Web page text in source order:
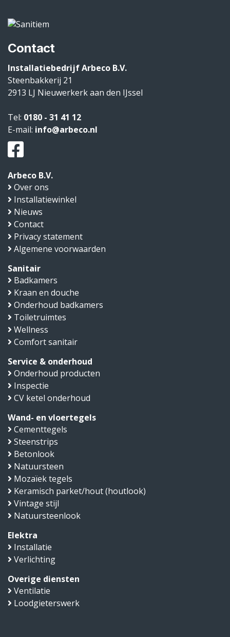
Contact
Installatiebedrijf Arbeco B.V.
Steenbakkerij 21
2913 LJ Nieuwerkerk aan den IJssel
Tel: 0180 - 31 41 12
E-mail: info@arbeco.nl
Arbeco B.V.
Over ons
Installatiewinkel
Nieuws
Contact
Privacy statement
Algemene voorwaarden
Sanitair
Badkamers
Kraan en douche
Onderhoud badkamers
Toiletruimtes
Wellness
Comfort sanitair
Service & onderhoud
Onderhoud producten
Inspectie
CV ketel onderhoud
Wand- en vloertegels
Cementtegels
Steenstrips
Betonlook
Natuursteen
Mozaïek tegels
Keramisch parket/hout (houtlook)
Vintage stijl
Natuursteenlook
Elektra
Installatie
Verlichting
Overige diensten
Ventilatie
Loodgieterswerk